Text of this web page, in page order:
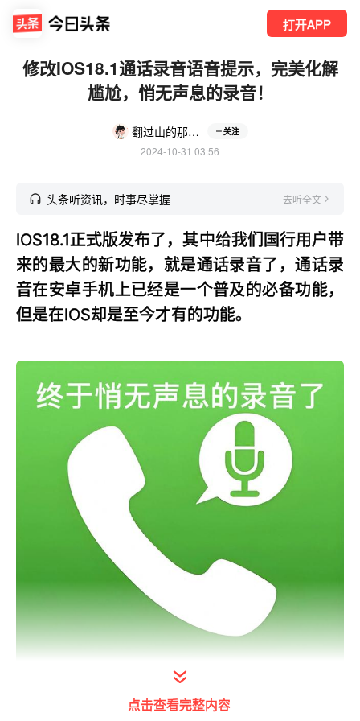
打开APP
修改IOS18.1通话录音语音提示，完美化解
尴尬，悄无声息的录音！
翻过山的那一边 关注
2024-10-31 03:56
头条听资讯，时事尽掌握 去听全文
IOS18.1正式版发布了，其中给我们国行用户带
来的最大的新功能，就是通话录音了，通话录
音在安卓手机上已经是一个普及的必备功能，
但是在IOS却是至今才有的功能。
打开今日头条查看图片详情
点击查看完整内容